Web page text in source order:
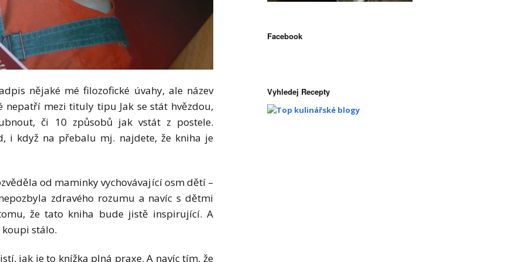
nějaké mé filozofické úvahy, ale název
nepatří mezi tituly tipu Jak se stát hvězdou,
či 10 způsobů jak vstát z postele.
i když na přebalu mj. najdete, že kniha je
od maminky vychovávající osm dětí –
zdravého rozumu a navíc s dětmi
že tato kniha bude jistě inspirující. A
koupi stálo.
jak je to knížka plná praxe. A navíc tím, že
Facebook
Vyhledej Recepty